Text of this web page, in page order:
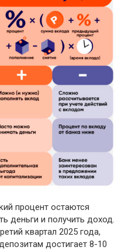
процент остаются
деньги и получить доход.
квартал 2025 года,
достигает 8-10